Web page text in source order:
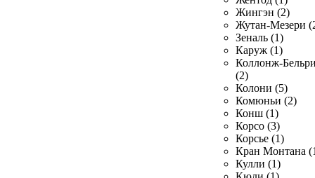
Жингэн (2)
Жутан-Мезери
Зеналь (1)
Каруж (1)
Коллонж-
(2)
Колони (5)
Комюньи (2)
Конш (1)
Корсо (3)
Корсье (1)
Кран Монтана
Кулли (1)